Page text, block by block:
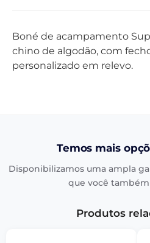
Boné de acampamento
chino de algodão, com
personalizado em relevo.
Temos mais
Disponibilizamos uma ampla
que você
Produtos